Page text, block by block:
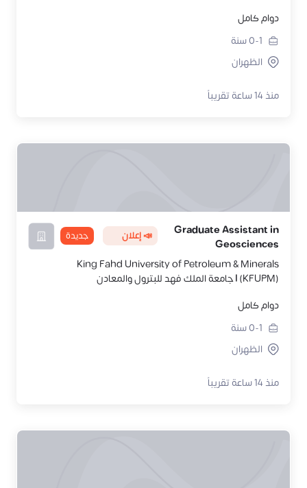
دوام كامل
0-1سنة
الظهران
منذ 14 ساعة تقريباً
Graduate Assistant in
Geosciences
📣 إعلان جديدة
King Fahd University of Petroleum & Minerals
(KFUPM) | جامعة الملك فهد للبترول والمعادن
دوام كامل
0-1سنة
الظهران
منذ 14 ساعة تقريباً